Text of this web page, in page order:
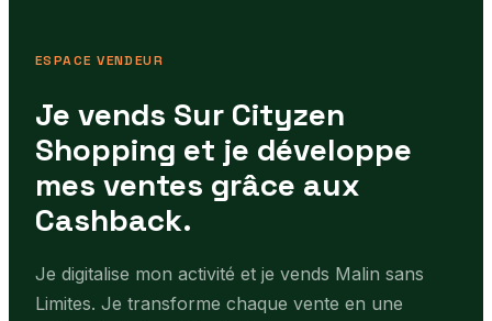
ESPACE VENDEUR
Je vends Sur Cityzen
Shopping et je développe
mes ventes grâce aux
Cashback.
Je digitalise mon activité et je vends Malin sans
Limites. Je transforme chaque vente en une